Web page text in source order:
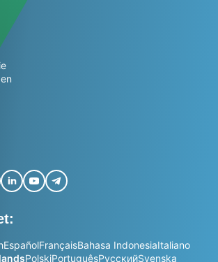
EspañolFrançaisBahasa IndonesiaItaliano
PolskiPortuguêsРусскийSvenska